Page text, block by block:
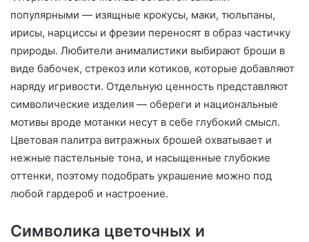
популярными — изящные крокусы, маки, тюльпаны,
ирисы, нарциссы и фрезии переносят в образ частичку
природы. Любители анималистики выбирают броши в
виде бабочек, стрекоз или котиков, которые добавляют
наряду игривости. Отдельную ценность представляют
символические изделия — обереги и национальные
мотивы вроде мотанки несут в себе глубокий смысл.
Цветовая палитра витражных брошей охватывает и
нежные пастельные тона, и насыщенные глубокие
оттенки, поэтому подобрать украшение можно под
любой гардероб и настроение.
Символика цветочных и